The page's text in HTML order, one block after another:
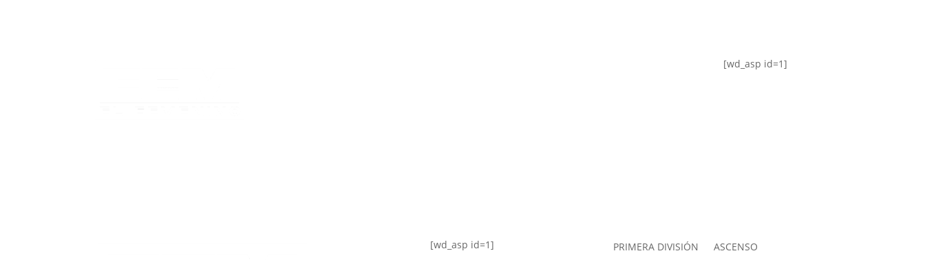
[wd_asp id=1]
[wd_asp id=1] PRIMERA DIVISIÓN
ASCENSO